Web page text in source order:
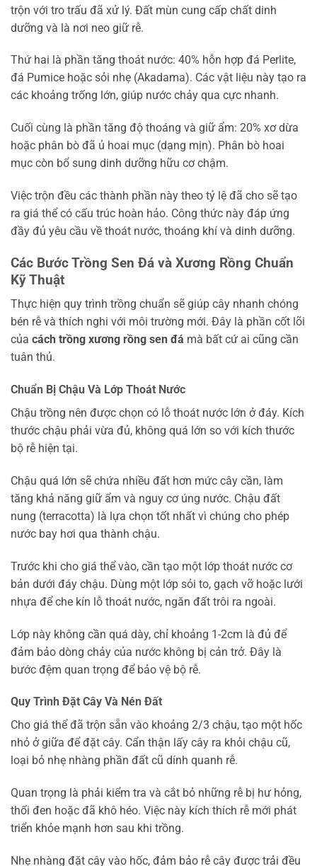
trộn với tro trấu đã xử lý. Đất mùn cung cấp chất dinh
dưỡng và là nơi neo giữ rễ.
Thứ hai là phần tăng thoát nước: 40% hỗn hợp đá Perlite,
đá Pumice hoặc sỏi nhẹ (Akadama). Các vật liệu này tạo ra
các khoảng trống lớn, giúp nước chảy qua cực nhanh.
Cuối cùng là phần tăng độ thoáng và giữ ẩm: 20% xơ dừa
hoặc phân bò đã ủ hoai mục (dạng mịn). Phân bò hoai
mục còn bổ sung dinh dưỡng hữu cơ chậm.
Việc trộn đều các thành phần này theo tỷ lệ đã cho sẽ tạo
ra giá thể có cấu trúc hoàn hảo. Công thức này đáp ứng
đầy đủ yêu cầu về thoát nước, thoáng khí và dinh dưỡng.
Các Bước Trồng Sen Đá và Xương Rồng Chuẩn
Kỹ Thuật
Thực hiện quy trình trồng chuẩn sẽ giúp cây nhanh chóng
bén rễ và thích nghi với môi trường mới. Đây là phần cốt lõi
của cách trồng xương rồng sen đá mà bất cứ ai cũng cần
tuân thủ.
Chuẩn Bị Chậu Và Lớp Thoát Nước
Chậu trồng nên được chọn có lỗ thoát nước lớn ở đáy. Kích
thước chậu phải vừa đủ, không quá lớn so với kích thước
bộ rễ hiện tại.
Chậu quá lớn sẽ chứa nhiều đất hơn mức cây cần, làm
tăng khả năng giữ ẩm và nguy cơ úng nước. Chậu đất
nung (terracotta) là lựa chọn tốt nhất vì chúng cho phép
nước bay hơi qua thành chậu.
Trước khi cho giá thể vào, cần tạo một lớp thoát nước cơ
bản dưới đáy chậu. Dùng một lớp sỏi to, gạch vỡ hoặc lưới
nhựa để che kín lỗ thoát nước, ngăn đất trôi ra ngoài.
Lớp này không cần quá dày, chỉ khoảng 1-2cm là đủ để
đảm bảo dòng chảy của nước không bị cản trở. Đây là
bước đệm quan trọng để bảo vệ bộ rễ.
Quy Trình Đặt Cây Và Nén Đất
Cho giá thể đã trộn sẵn vào khoảng 2/3 chậu, tạo một hốc
nhỏ ở giữa để đặt cây. Cẩn thận lấy cây ra khỏi chậu cũ,
loại bỏ nhẹ nhàng phần đất cũ dính quanh rễ.
Quan trọng là phải kiểm tra và cắt bỏ những rễ bị hư hỏng,
thối đen hoặc đã khô héo. Việc này kích thích rễ mới phát
triển khỏe mạnh hơn sau khi trồng.
Nhẹ nhàng đặt cây vào hốc, đảm bảo rễ cây được trải đều